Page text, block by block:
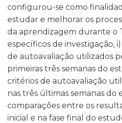
configurou-se como
estudar e melhorar os
da aprendizagem durante o
específicos de investigação,
de autoavaliação utilizados
primeiras três semanas do
critérios de autoavaliação
nas três últimas semanas do
comparações entre os
inicial e na fase final do